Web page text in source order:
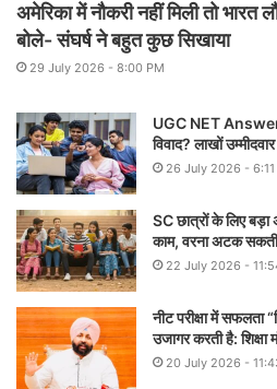
अमेरिका में नौकरी नहीं मिली तो भारत
बोले- संघर्ष ने बहुत कुछ सिखाया
29 July 2026 - 8:00 PM
UGC NET Answer
विवाद? लाखों
26 July 2026 - 6:11
SC छात्रों के लिए
काम, वरना अटक
22 July 2026 -
नीट परीक्षा में सफलता
उजागर करती है: शिक्षा
20 July 2026 -